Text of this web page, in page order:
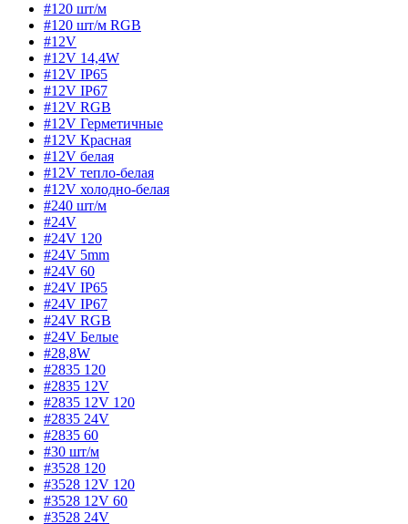
#120 шт/м
#120 шт/м RGB
#12V
#12V 14,4W
#12V IP65
#12V IP67
#12V RGB
#12V Герметичные
#12V Красная
#12V белая
#12V тепло-белая
#12V холодно-белая
#240 шт/м
#24V
#24V 120
#24V 5mm
#24V 60
#24V IP65
#24V IP67
#24V RGB
#24V Белые
#28,8W
#2835 120
#2835 12V
#2835 12V 120
#2835 24V
#2835 60
#30 шт/м
#3528 120
#3528 12V 120
#3528 12V 60
#3528 24V